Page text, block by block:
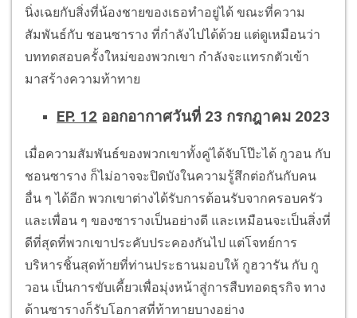
นิ่งเฉยกับสิ่งที่น้องชายของเธอทำอยู่ได้ ขณะที่ความ
สัมพันธ์กับ ชอนซาราง ที่กำลังไปได้ด้วย แต่ดูเหมือนว่า
บททดสอบครั้งใหม่ของพวกเขา กำลังจะแทรกตัวเข้า
มาสร้างความท้าทาย
EP. 12 ออกอากาศวันที่ 23 กรกฎาคม 2023
เมื่อความสัมพันธ์ของพวกเขาทั้งคู่ได้จับโป๊ะได้ กูวอน กับ
ชอนซาราง ก็ไม่อาจจะปิดบังในความรู้สึกต่อกันกับคน
อื่น ๆ ได้อีก พวกเขาต่างได้รับการต้อนรับจากครอบครัว
และเพื่อน ๆ ของซารางเป็นอย่างดี และเหมือนจะเป็นสิ่งที่
ดีที่สุดที่พวกเขาประคับประคองกันไป แต่โจทย์การ
บริหารชิ้นสุดท้ายที่ท่านประธานมอบให้ กูฮวารัน กับ กู
วอน เป็นการขับเคี้ยวเพื่อมุ่งหน้าสู่การสืบทอดธุรกิจ ทาง
ด้านซารางก็รับโอกาสที่ท้าทายบางอย่าง